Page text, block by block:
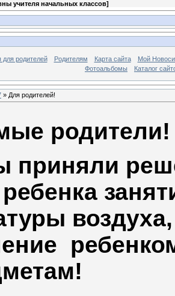
учителя начальных классов]
родителей Родителям Карта сайта
Мой
Фотоальбомы
Каталог
» Для родителей!
родители!
приняли